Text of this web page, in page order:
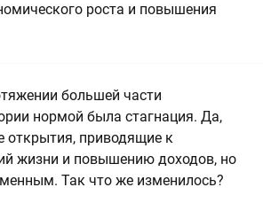
роста и повышения
большей части
нормой была стагнация. Да,
открытия, приводящие к
жизни и повышению доходов, но
Так что же изменилось?